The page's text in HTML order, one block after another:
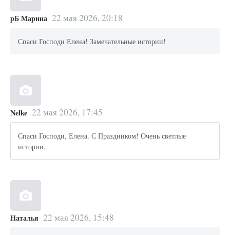
рБ Марина 22 мая 2026, 20:18
Спаси Господи Елена! Замечательные истории!
Nelke 22 мая 2026, 17:45
Спаси Господи, Елена. С Праздником! Очень светлые
истории.
Наталья 22 мая 2026, 15:48